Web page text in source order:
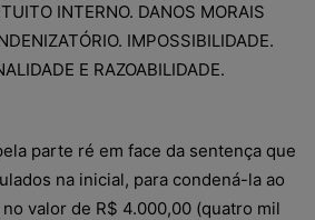
INTERNO. DANOS MORAIS
IMPOSSIBILIDADE.
E RAZOABILIDADE.
parte ré em face da sentença que
na inicial, para condená-la ao
valor de R$ 4.000,00 (quatro mil